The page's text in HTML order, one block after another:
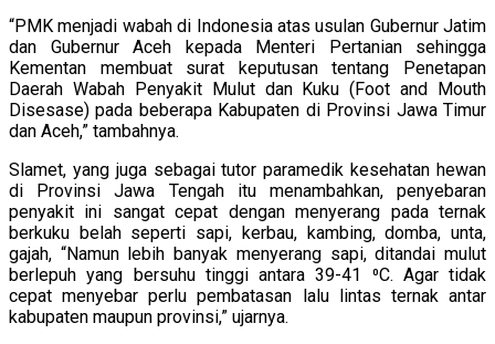
“PMK menjadi wabah di Indonesia atas usulan Gubernur Jatim
dan Gubernur Aceh kepada Menteri Pertanian sehingga
Kementan membuat surat keputusan tentang Penetapan
Daerah Wabah Penyakit Mulut dan Kuku (Foot and Mouth
Disesase) pada beberapa Kabupaten di Provinsi Jawa Timur
dan Aceh,” tambahnya.
Slamet, yang juga sebagai tutor paramedik kesehatan hewan
di Provinsi Jawa Tengah itu menambahkan, penyebaran
penyakit ini sangat cepat dengan menyerang pada ternak
berkuku belah seperti sapi, kerbau, kambing, domba, unta,
gajah, “Namun lebih banyak menyerang sapi, ditandai mulut
berlepuh yang bersuhu tinggi antara 39-41 ⁰C. Agar tidak
cepat menyebar perlu pembatasan lalu lintas ternak antar
kabupaten maupun provinsi,” ujarnya.